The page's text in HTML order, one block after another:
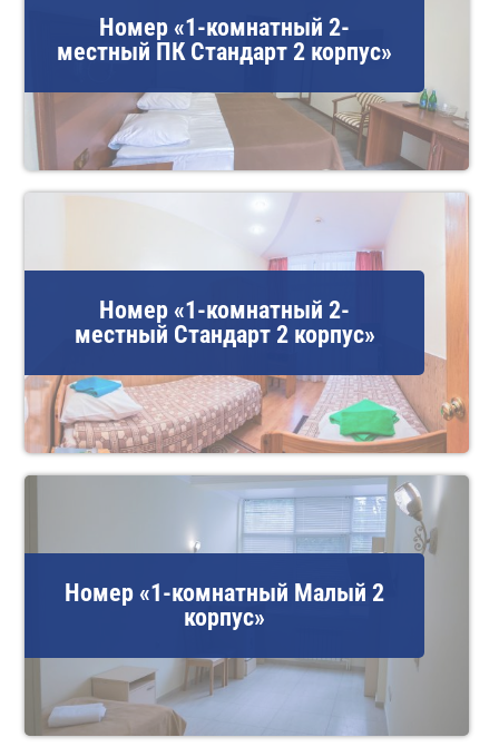
Номер «1-комнатный 2-
местный ПК Стандарт 2 корпус»
Номер «1-комнатный 2-
местный Стандарт 2 корпус»
Номер «1-комнатный Малый 2
корпус»